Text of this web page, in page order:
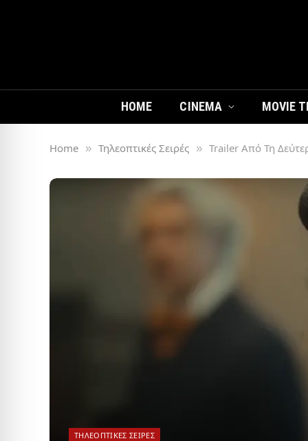
HOME CINEMA MOVIE
Home » Τηλεοπτικές Σειρές » Trailer Από Τη
ΤΗΛΕΟΠΤΙΚΈΣ ΣΕΙΡΈΣ